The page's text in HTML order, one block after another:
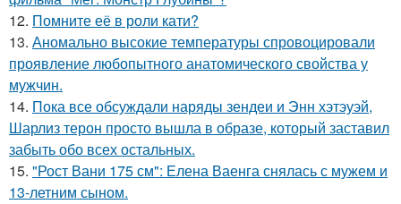
12. Помните её в роли кати?
13. Аномально высокие температуры спровоцировали
проявление любопытного анатомического свойства у
мужчин.
14. Пока все обсуждали наряды зендеи и Энн хэтэуэй,
Шарлиз терон просто вышла в образе, который заставил
забыть обо всех остальных.
15. "Рост Вани 175 см": Елена Ваенга снялась с мужем и
13-летним сыном.